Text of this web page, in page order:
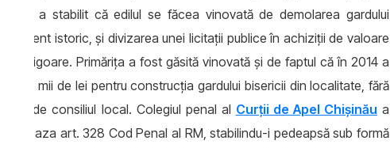
a stabilit că edilul se făcea vinovată de demolarea gardului
istoric, și divizarea unei licitații publice în achiziții de valoare
în vigoare. Primărița a fost găsită vinovată și de faptul că în 2014 a
de mii de lei pentru construcția gardului bisericii din localitate, fără
de consiliul local. Colegiul penal al Curții de Apel Chișinău a
în baza art. 328 Cod Penal al RM, stabilindu-i pedeapsă sub formă